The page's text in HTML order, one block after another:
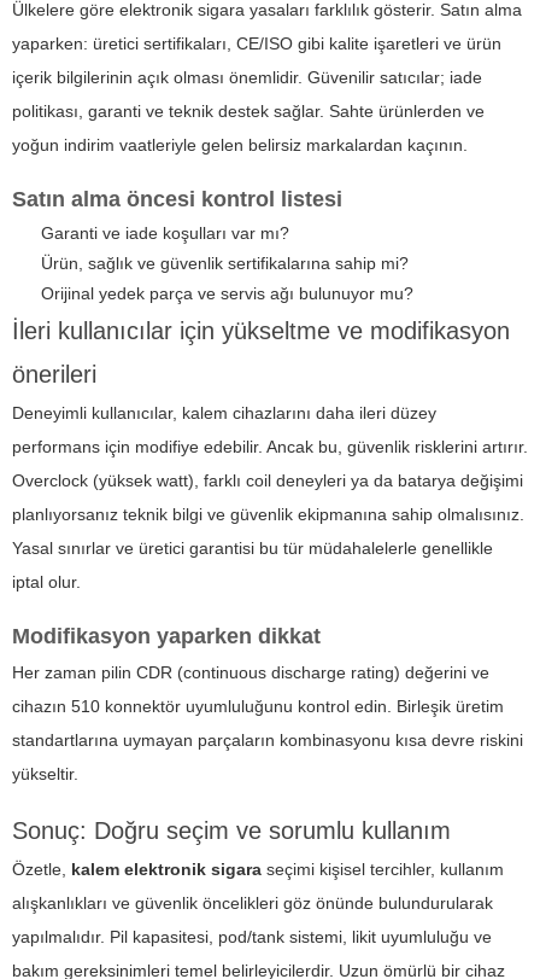
Ülkelere göre elektronik sigara yasaları farklılık gösterir. Satın alma
yaparken: üretici sertifikaları, CE/ISO gibi kalite işaretleri ve ürün
içerik bilgilerinin açık olması önemlidir. Güvenilir satıcılar; iade
politikası, garanti ve teknik destek sağlar. Sahte ürünlerden ve
yoğun indirim vaatleriyle gelen belirsiz markalardan kaçının.
Satın alma öncesi kontrol listesi
Garanti ve iade koşulları var mı?
Ürün, sağlık ve güvenlik sertifikalarına sahip mi?
Orijinal yedek parça ve servis ağı bulunuyor mu?
İleri kullanıcılar için yükseltme ve modifikasyon
önerileri
Deneyimli kullanıcılar, kalem cihazlarını daha ileri düzey
performans için modifiye edebilir. Ancak bu, güvenlik risklerini artırır.
Overclock (yüksek watt), farklı coil deneyleri ya da batarya değişimi
planlıyorsanız teknik bilgi ve güvenlik ekipmanına sahip olmalısınız.
Yasal sınırlar ve üretici garantisi bu tür müdahalelerle genellikle
iptal olur.
Modifikasyon yaparken dikkat
Her zaman pilin CDR (continuous discharge rating) değerini ve
cihazın 510 konnektör uyumluluğunu kontrol edin. Birleşik üretim
standartlarına uymayan parçaların kombinasyonu kısa devre riskini
yükseltir.
Sonuç: Doğru seçim ve sorumlu kullanım
Özetle, kalem elektronik sigara seçimi kişisel tercihler, kullanım
alışkanlıkları ve güvenlik öncelikleri göz önünde bulundurularak
yapılmalıdır. Pil kapasitesi, pod/tank sistemi, likit uyumluluğu ve
bakım gereksinimleri temel belirleyicilerdir. Uzun ömürlü bir cihaz